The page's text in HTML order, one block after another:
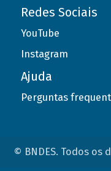
Redes Sociais
YouTube
Instagram
Ajuda
Perguntas
© BNDES. Todos os